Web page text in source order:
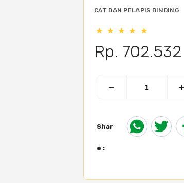
CAT DAN PELAPIS DINDING
Rp. 702.532
Shar
e :